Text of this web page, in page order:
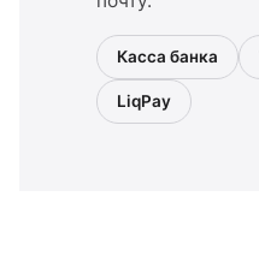
Касса банка
LiqPay